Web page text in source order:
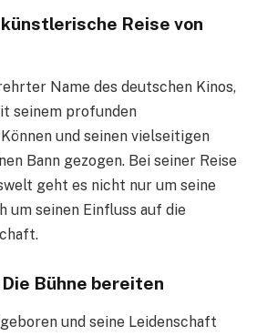
Reise von
Name des deutschen Kinos,
seinem profunden
und seinen vielseitigen
Bann gezogen. Bei seiner Reise
geht es nicht nur um seine
um seinen Einfluss auf die
Bühne bereiten
und seine Leidenschaft